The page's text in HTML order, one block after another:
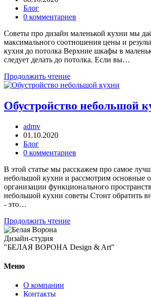
Блог
0 комментариев
Советы про дизайн маленькой кухни мы
максимального соотношения цены и
кухня до потолка Верхние шкафы в
следует делать до потолка. Если вы…
Продолжить чтение
Обустройство небольшой
admv
01.10.2020
Блог
0 комментариев
В этой статье мы расскажем про самое
небольшой кухни и рассмотрим основные
организации функционального
небольшой кухни советы Стоит обратить
- это…
Продолжить чтение
Дизайн-студия
"БЕЛАЯ ВОРОНА Design & Art"
Меню
О компании
Контакты